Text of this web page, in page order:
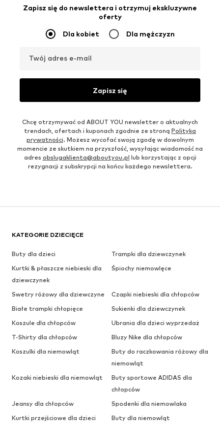
Zapisz się do newslettera i otrzymuj ekskluzywne
oferty
Dla kobiet Dla mężczyzn
Twój adres e-mail
Zapisz się
Chcę otrzymywać od ABOUT YOU newsletter o aktualnych
trendach, ofertach i kuponach zgodnie ze stroną Polityka
prywatności. Możesz wycofać swoją zgodę w dowolnym
momencie ze skutkiem na przyszłość, wysyłając wiadomość na
adres obslugaklienta@aboutyou.pl lub korzystając z opcji
rezygnacji z subskrypcji na końcu każdego newslettera.
KATEGORIE DZIECIĘCE
Buty dla dzieci
Trampki dla dziewczynek
Kurtki & płaszcze niebieski dla
dziewczynek
Śpiochy niemowlęce
Swetry różowy dla dziewczyne
Czapki niebieski dla chłopców
Białe trampki chłopięce
Sukienki dla dziewczynek
Koszule dla chłopców
Ubrania dla dzieci wyprzedaż
T-Shirty dla chłopców
Bluzy Nike dla chłopców
Koszulki dla niemowląt
Buty do raczkowania różowy dla
niemowląt
Kozaki niebieski dla niemowląt
Buty sportowe ADIDAS dla
chłopców
Jeansy dla chłopców
Spodenki dla niemowlaka
Kurtki przejściowe dla dzieci
Buty dla niemowląt